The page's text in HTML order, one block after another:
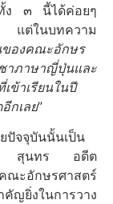
ง ๓ นี้ได้ค่อยๆ
ต่ในบทความ
ของคณะอักษร
าภาษาญี่ปุ่นและ
ข้าเรียนในปี
กเลย”
ปัจจุบันนั้นเป็น
นา สุนทร อดีต
อักษรศาสตร์
ยิ่งในการวาง